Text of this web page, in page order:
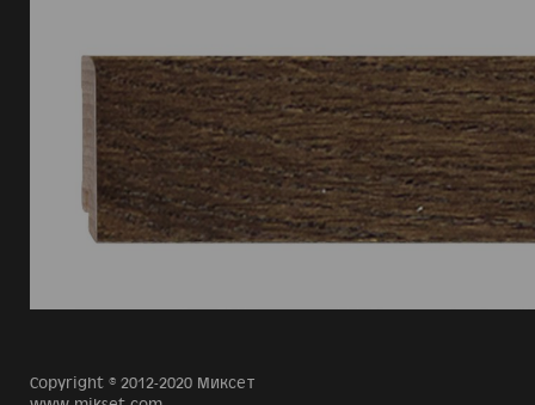
Copyright © 2012-2020 Миксет